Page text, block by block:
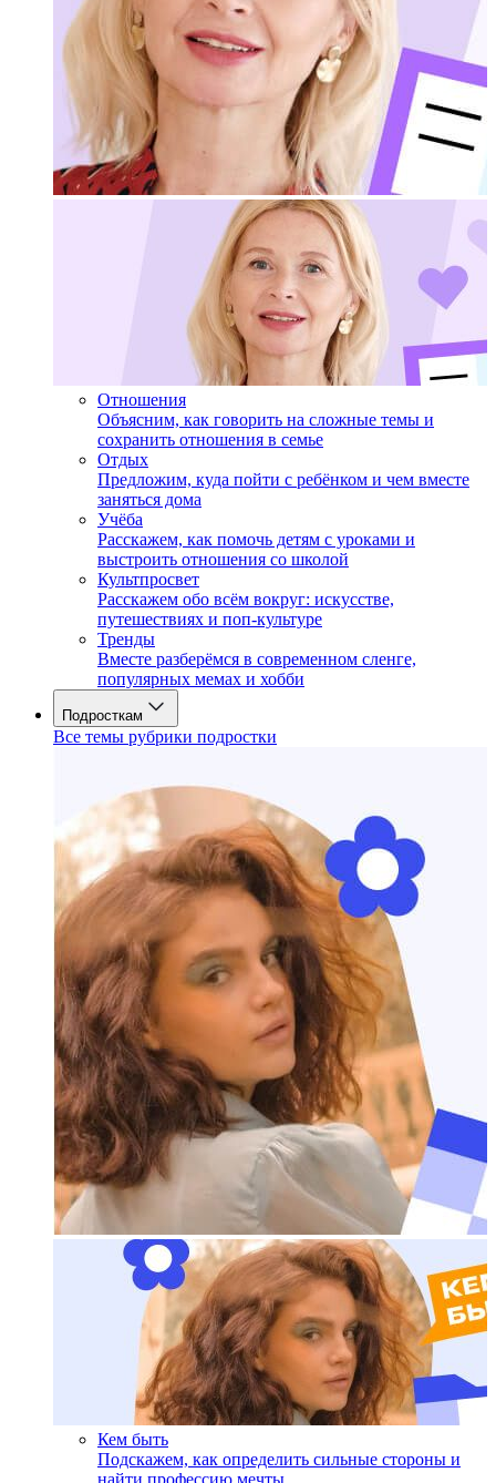
Отношения
Объясним, как говорить на сложные темы и
сохранить отношения в семье
Отдых
Предложим, куда пойти с ребёнком и чем вместе
заняться дома
Учёба
Расскажем, как помочь детям с уроками и
выстроить отношения со школой
Культпросвет
Расскажем обо всём вокруг: искусстве,
путешествиях и поп-культуре
Тренды
Вместе разберёмся в современном сленге,
популярных мемах и хобби
Подросткам
Все темы рубрики подростки
Кем быть
Подскажем, как определить сильные стороны и
найти профессию мечты